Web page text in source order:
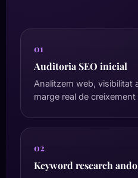
01
Auditoria SEO inicial
Analitzem web, visibilitat
marge real de
02
Keyword research